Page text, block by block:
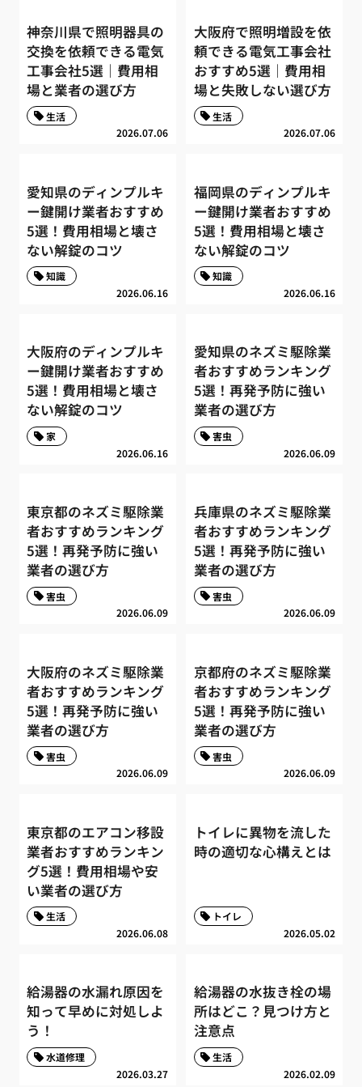
神奈川県で照明器具の
交換を依頼できる電気
工事会社5選｜費用相
場と業者の選び方
2026.07.06
生活
大阪府で照明増設を依
頼できる電気工事会社
おすすめ5選｜費用相
場と失敗しない選び方
2026.07.06
生活
愛知県のディンプルキ
ー鍵開け業者おすすめ
5選！費用相場と壊さ
ない解錠のコツ
2026.06.16
知識
福岡県のディンプルキ
ー鍵開け業者おすすめ
5選！費用相場と壊さ
ない解錠のコツ
2026.06.16
知識
大阪府のディンプルキ
ー鍵開け業者おすすめ
5選！費用相場と壊さ
ない解錠のコツ
2026.06.16
家
愛知県のネズミ駆除業
者おすすめランキング
5選！再発予防に強い
業者の選び方
2026.06.09
害虫
東京都のネズミ駆除業
者おすすめランキング
5選！再発予防に強い
業者の選び方
2026.06.09
害虫
兵庫県のネズミ駆除業
者おすすめランキング
5選！再発予防に強い
業者の選び方
2026.06.09
害虫
大阪府のネズミ駆除業
者おすすめランキング
5選！再発予防に強い
業者の選び方
2026.06.09
害虫
京都府のネズミ駆除業
者おすすめランキング
5選！再発予防に強い
業者の選び方
2026.06.09
害虫
東京都のエアコン移設
業者おすすめランキン
グ5選！費用相場や安
い業者の選び方
2026.06.08
生活
トイレに異物を流した
時の適切な心構えとは
2026.05.02
トイレ
給湯器の水漏れ原因を
知って早めに対処しよ
う！
2026.03.27
水道修理
給湯器の水抜き栓の場
所はどこ？見つけ方と
注意点
2026.02.09
生活